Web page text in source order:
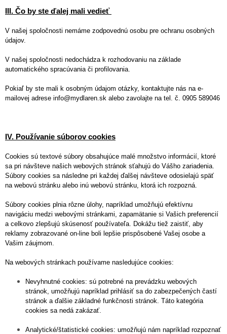
III. Čo by ste ďalej mali vedieť
V našej spoločnosti nemáme zodpovednú osobu pre ochranu osobných
údajov.
V našej spoločnosti nedochádza k rozhodovaniu na základe
automatického spracúvania či profilovania.
Pokiaľ by ste mali k osobným údajom otázky, kontaktujte nás na e-
mailovej adrese info@mydlaren.sk alebo zavolajte na tel. č. 0905 589046
IV. Používanie súborov cookies
Cookies sú textové súbory obsahujúce malé množstvo informácií, ktoré
sa pri návšteve našich webových stránok sťahujú do Vášho zariadenia.
Súbory cookies sa následne pri každej ďalšej návšteve odosielajú späť
na webovú stránku alebo inú webovú stránku, ktorá ich rozpozná.
Súbory cookies plnia rôzne úlohy, napríklad umožňujú efektívnu
navigáciu medzi webovými stránkami, zapamätanie si Vašich preferencií
a celkovo zlepšujú skúsenosť používateľa. Dokážu tiež zaistiť, aby
reklamy zobrazované on-line boli lepšie prispôsobené Vašej osobe a
Vašim záujmom.
Na webových stránkach používame nasledujúce cookies:
Nevyhnutné cookies: sú potrebné na prevádzku webových
stránok, umožňujú napríklad prihlásiť sa do zabezpečených častí
stránok a ďalšie základné funkčnosti stránok. Táto kategória
cookies sa nedá zakázať.
Analytické/štatistické cookies: umožňujú nám napríklad rozpoznať